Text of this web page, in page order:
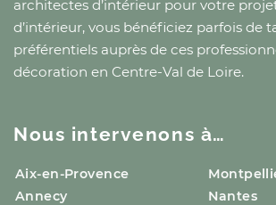
architectes d’intérieur pour votre
d’intérieur, vous bénéficiez parfois de
préférentiels auprès de ces
décoration en Centre-Val de Loire.
Nous intervenons à…
Aix-en-Provence
Annecy
Nantes